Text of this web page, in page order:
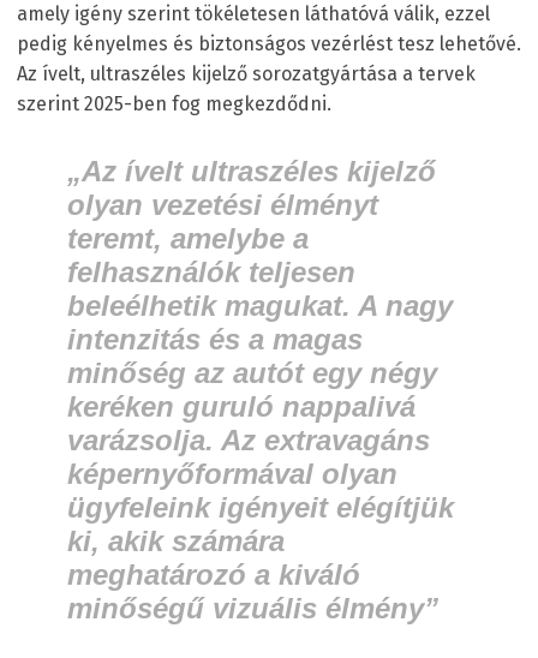
amely igény szerint tökéletesen láthatóvá válik, ezzel
pedig kényelmes és biztonságos vezérlést tesz lehetővé.
Az ívelt, ultraszéles kijelző sorozatgyártása a tervek
szerint 2025-ben fog megkezdődni.
„Az ívelt ultraszéles kijelző
olyan vezetési élményt
teremt, amelybe a
felhasználók teljesen
beleélhetik magukat. A nagy
intenzitás és a magas
minőség az autót egy négy
keréken guruló nappalivá
varázsolja. Az extravagáns
képernyőformával olyan
ügyfeleink igényeit elégítjük
ki, akik számára
meghatározó a kiváló
minőségű vizuális élmény”